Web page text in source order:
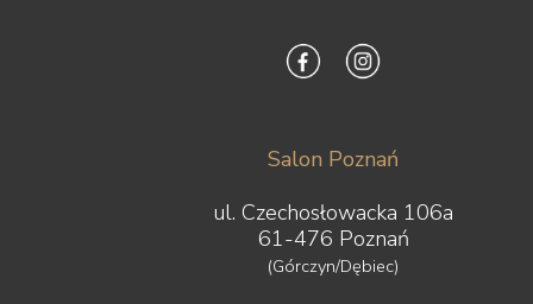
Salon Poznań
ul. Czechosłowacka 106a
61-476 Poznań
(Górczyn/Dębiec)